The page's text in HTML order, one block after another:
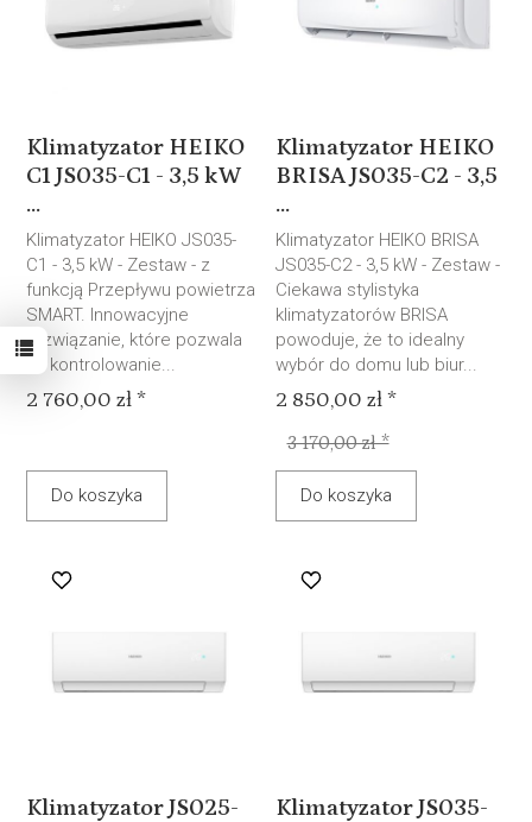
Klimatyzator HEIKO
C1 JS035-C1 - 3,5 kW
...
Klimatyzator HEIKO JS035-
C1 - 3,5 kW - Zestaw - z
funkcją Przepływu powietrza
SMART. Innowacyjne
rozwiązanie, które pozwala
na kontrolowanie...
2 760,00 zł *
Do koszyka
Klimatyzator HEIKO
BRISA JS035-C2 - 3,5
...
Klimatyzator HEIKO BRISA
JS035-C2 - 3,5 kW - Zestaw -
Ciekawa stylistyka
klimatyzatorów BRISA
powoduje, że to idealny
wybór do domu lub biur...
2 850,00 zł *
3 170,00 zł *
Do koszyka
Klimatyzator JS025-
Klimatyzator JS035-